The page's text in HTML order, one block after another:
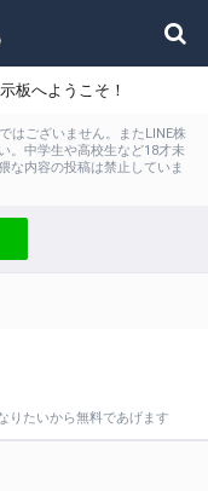
板へようこそ！
はございません。またLINE株
。中学生や高校生など18才未
な内容の投稿は禁止していま
りたいから無料であげます